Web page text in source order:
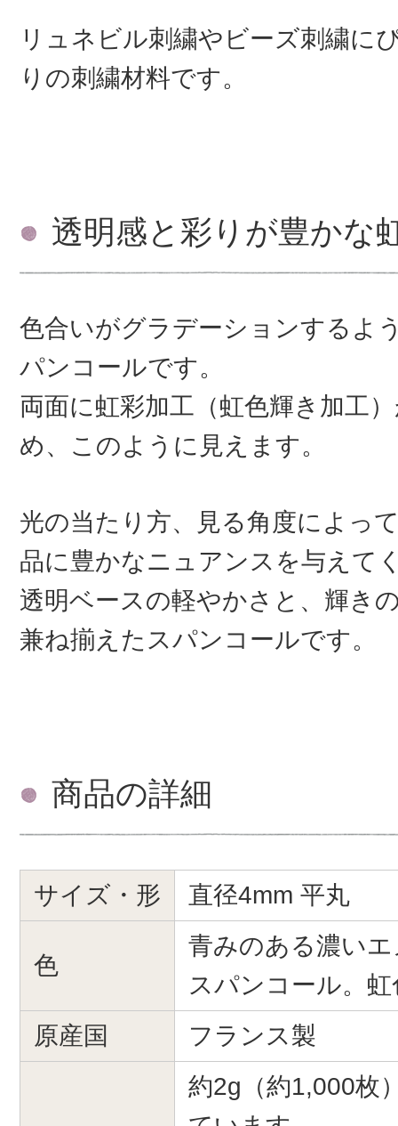
リュネビル刺繍やビーズ刺繍に
りの刺繍材料です。
透明感と彩りが豊かな
色合いがグラデーションするよ
パンコールです。
両面に虹彩加工（虹色輝き加工
め、このように見えます。
光の当たり方、見る角度によっ
品に豊かなニュアンスを与えて
透明ベースの軽やかさと、輝き
兼ね揃えたスパンコールです。
商品の詳細
サイズ・形 直径4mm 平丸
色
青みのある濃い
スパンコール。
原産国
フランス製
約2g（約1,000枚